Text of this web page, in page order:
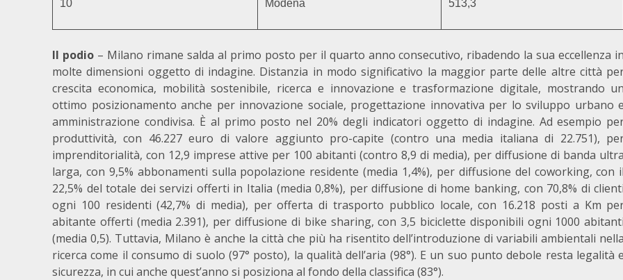
10 Modena 513,3
Il podio – Milano rimane salda al primo posto per il quarto anno consecutivo, ribadendo la sua eccellenza in
molte dimensioni oggetto di indagine. Distanzia in modo significativo la maggior parte delle altre città
crescita economica, mobilità sostenibile, ricerca e innovazione e trasformazione digitale, mostrando un
ottimo posizionamento anche per innovazione sociale, progettazione innovativa per lo sviluppo urbano e
amministrazione condivisa. È al primo posto nel 20% degli indicatori oggetto di indagine. Ad esempio
produttività, con 46.227 euro di valore aggiunto pro-capite (contro una media italiana di 22.751),
imprenditorialità, con 12,9 imprese attive per 100 abitanti (contro 8,9 di media), per diffusione di banda ultra
larga, con 9,5% abbonamenti sulla popolazione residente (media 1,4%), per diffusione del coworking, con il
22,5% del totale dei servizi offerti in Italia (media 0,8%), per diffusione di home banking, con 70,8% di clienti
ogni 100 residenti (42,7% di media), per offerta di trasporto pubblico locale, con 16.218 posti a Km
abitante offerti (media 2.391), per diffusione di bike sharing, con 3,5 biciclette disponibili ogni 1000 abitanti
(media 0,5). Tuttavia, Milano è anche la città che più ha risentito dell’introduzione di variabili ambientali nella
ricerca come il consumo di suolo (97° posto), la qualità dell’aria (98°). E un suo punto debole resta legalità e
sicurezza, in cui anche quest’anno si posiziona al fondo della classifica (83°).